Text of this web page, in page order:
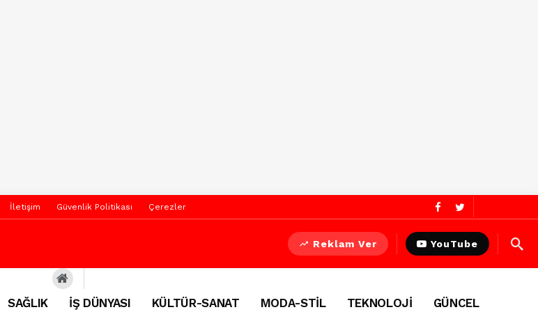
İletişim Güvenlik Politikası Çerezler
Reklam Ver YouTube
SAĞLIK İŞ DÜNYASI KÜLTÜR-SANAT MODA-STİL TEKNOLOJİ GÜNCEL